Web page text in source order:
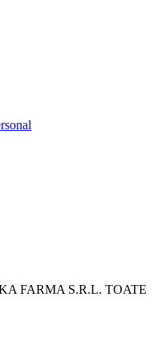
FARMA S.R.L. TOATE